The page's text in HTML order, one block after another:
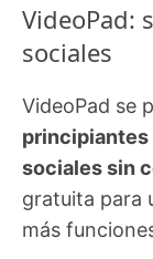
VideoPad:
sociales
VideoPad se
principiantes
sociales sin
gratuita para
más